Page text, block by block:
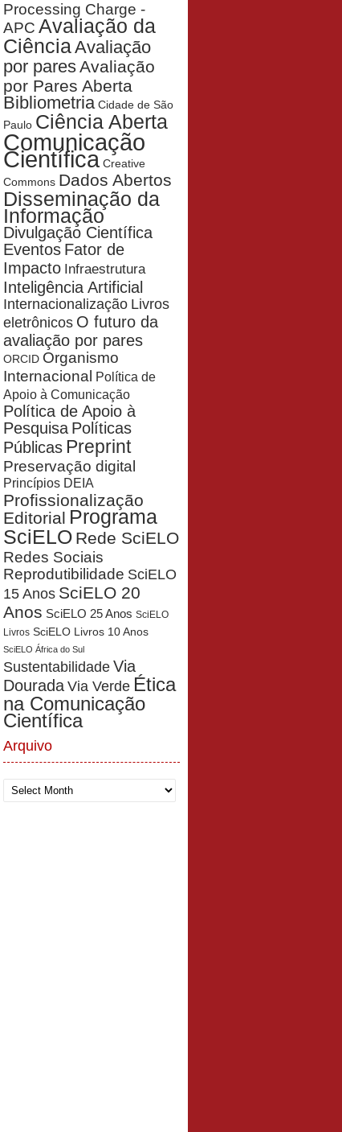
Processing Charge -
APC Avaliação da
CiênciaAvaliação
por paresAvaliação
por Pares Aberta
Bibliometria Cidade de São
Paulo Ciência Aberta
Comunicação
Científica Creative
Commons Dados Abertos
Disseminação da
Informação
Divulgação Científica
Eventos Fator de
Impacto Infraestrutura
Inteligência Artificial
Internacionalização Livros
eletrônicos O futuro da
avaliação por pares
ORCID Organismo
Internacional Política de
Apoio à Comunicação
Política de Apoio à
Pesquisa Políticas
Públicas Preprint
Preservação digital
Princípios DEIA
Profissionalização
Editorial Programa
SciELO Rede SciELO
Redes Sociais
Reprodutibilidade SciELO
15 Anos SciELO 20
Anos SciELO 25 Anos SciELO
Livros SciELO Livros 10 Anos
SciELO África do Sul
Sustentabilidade Via
DouradaVia Verde Ética
na Comunicação
Científica
Arquivo
Arquivo